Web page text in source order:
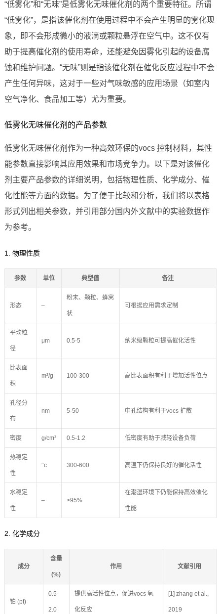
“低雾化”和“无味”是低雾化无味催化剂的两个重要特征。所谓
“低雾化”，是指该催化剂在使用过程中不会产生明显的雾化现
象，即不会形成微小的液滴或颗粒悬浮在空气中。这不仅有
助于提高催化剂的使用寿命，还能避免因雾化引起的设备腐
蚀和维护问题。“无味”则是指该催化剂在催化反应过程中不会
产生任何异味，这对于一些对气味敏感的应用场景（如室内
空气净化、食品加工等）尤为重要。
低雾化无味催化剂的产品参数
低雾化无味催化剂作为一种高效环保的vocs 控制材料，其性
能参数直接影响其应用效果和市场竞争力。以下是对该催化
剂主要产品参数的详细说明，包括物理性质、化学成分、催
化性能等方面的数据。为了便于比较和分析，我们将以表格
形式列出相关参数，并引用部分国内外文献中的实验数据作
为参考。
1. 物理性质
参数 单位 典型值 备注
形态 –
粉末、颗粒、蜂窝
状
可根据应用需求定制
平均粒
径
μm 0.5-5 纳米级颗粒可提高催化活性
比表面
积
m²/g 100-300 高比表面积有利于增加活性位点
孔径分
布
nm 5-50 中孔结构有利于vocs 扩散
密度 g/cm³ 0.5-1.2 低密度有助于减轻设备负荷
热稳定
性
°c 300-600 高温下仍保持良好的催化活性
水稳定
性
– >95%
在潮湿环境下仍能保持高效催化
性能
2. 化学成分
成分
含量
(%)
作用 文献引用
铂 (pt)
0.5-
2.0
提供高活性位点，促进vocs 氧
化反应
[1] zhang et al.,
2019